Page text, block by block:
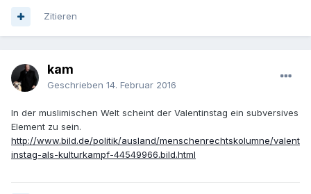
Zitieren
kam
Geschrieben 14. Februar 2016
In der muslimischen Welt scheint der Valentinstag ein subversives
Element zu sein.
http://www.bild.de/politik/ausland/menschenrechtskolumne/valent
instag-als-kulturkampf-44549966.bild.html